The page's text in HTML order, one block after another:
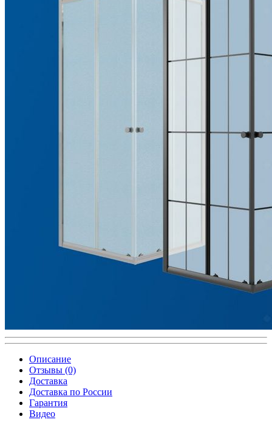
Описание
Отзывы (0)
Доставка
Доставка по России
Гарантия
Видео